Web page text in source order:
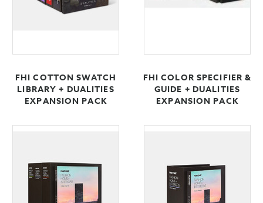
FHI COTTON SWATCH
LIBRARY + DUALITIES
EXPANSION PACK
FHI COLOR SPECIFIER &
GUIDE + DUALITIES
EXPANSION PACK